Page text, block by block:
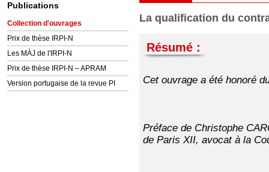
Publications
Collection d'ouvrages
Prix de thèse IRPI-N
Les MÀJ de l'IRPI-N
Prix de thèse IRPI-N – APRAM
Version portugaise de la revue PI
La qualification du
Résumé :
Cet ouvrage a été honoré
Préface de Christophe
de Paris XII, avocat à la